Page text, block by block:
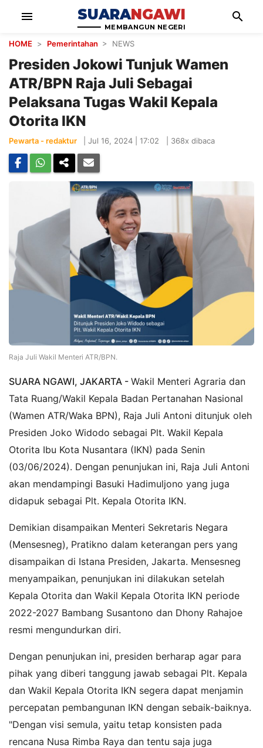
menu SUARANGAWI
MEMBANGUN NEGERI
search
HOME > Pemerintahan > NEWS
Presiden Jokowi Tunjuk Wamen
ATR/BPN Raja Juli Sebagai
Pelaksana Tugas Wakil Kepala
Otorita IKN
Pewarta - redaktur Jul 16, 2024 | 17:02 368x dibaca
Raja Juli Wakil Menteri ATR/BPN.
SUARA NGAWI, JAKARTA - Wakil Menteri Agraria dan
Tata Ruang/Wakil Kepala Badan Pertanahan Nasional
(Wamen ATR/Waka BPN), Raja Juli Antoni ditunjuk oleh
Presiden Joko Widodo sebagai Plt. Wakil Kepala
Otorita Ibu Kota Nusantara (IKN) pada Senin
(03/06/2024). Dengan penunjukan ini, Raja Juli Antoni
akan mendampingi Basuki Hadimuljono yang juga
didapuk sebagai Plt. Kepala Otorita IKN.
Demikian disampaikan Menteri Sekretaris Negara
(Mensesneg), Pratikno dalam keterangan pers yang
disampaikan di Istana Presiden, Jakarta. Mensesneg
menyampaikan, penunjukan ini dilakukan setelah
Kepala Otorita dan Wakil Kepala Otorita IKN periode
2022-2027 Bambang Susantono dan Dhony Rahajoe
resmi mengundurkan diri.
Dengan penunjukan ini, presiden berharap agar para
pihak yang diberi tanggung jawab sebagai Plt. Kepala
dan Wakil Kepala Otorita IKN segera dapat menjamin
percepatan pembangunan IKN dengan sebaik-baiknya.
"Dengan visi semula, yaitu tetap konsisten pada
rencana Nusa Rimba Raya dan tentu saja juga